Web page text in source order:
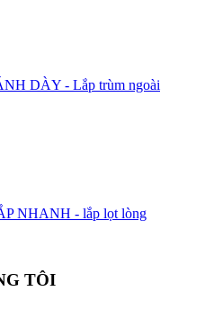
DÀY - Lắp trùm ngoài
NHANH - lắp lọt lòng
TÔI